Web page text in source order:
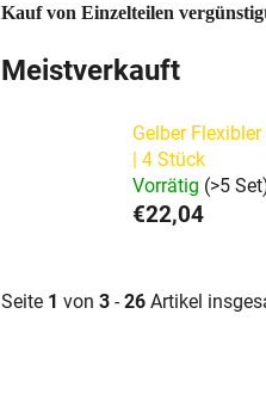
Kauf von Einzelteilen
Meistverkauft
Gelber
| 4 Stück
Vorrätig (>5
€22,04
Seite 1 von 3 -26 Artikel